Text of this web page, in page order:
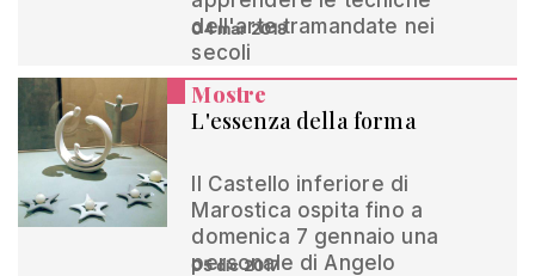
dell'arte tramandate nei
secoli
04 mar 2018
Mostre
L'essenza della forma
Il Castello inferiore di
Marostica ospita fino a
domenica 7 gennaio una
personale di Angelo
05 dic 2017